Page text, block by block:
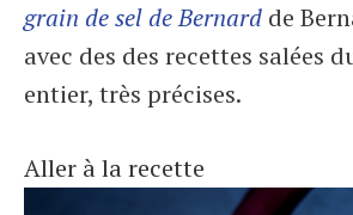
grain de sel de Bernard de
avec des des recettes salées
entier, très précises.
Aller à la recette